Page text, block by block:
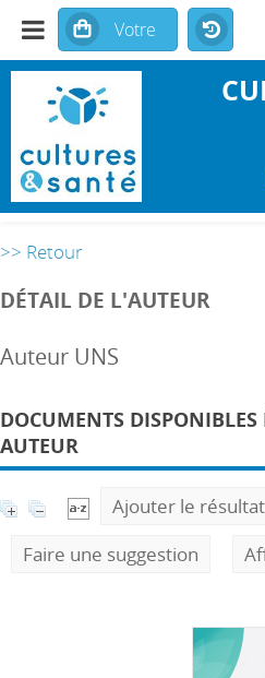
>> Retour
DÉTAIL DE L'AUTEUR
Auteur UNS
DOCUMENTS DISPONIBLES
AUTEUR
Ajouter le
Faire une suggestion